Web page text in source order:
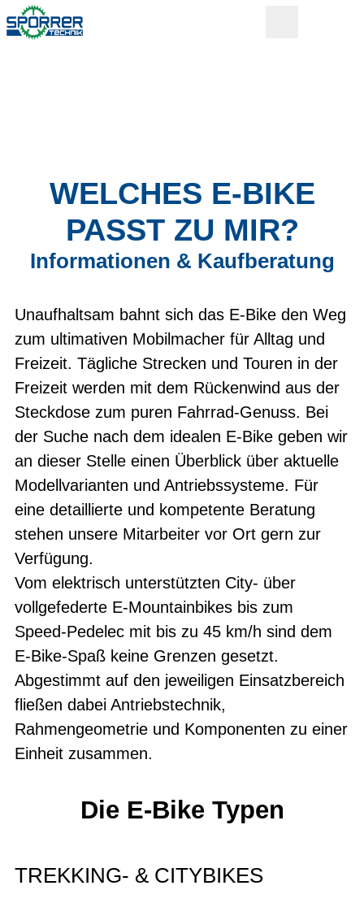
WELCHES E-BIKE
PASST ZU MIR?
Informationen & Kaufberatung
Unaufhaltsam bahnt sich das E-Bike den Weg
zum ultimativen Mobilmacher für Alltag und
Freizeit. Tägliche Strecken und Touren in der
Freizeit werden mit dem Rückenwind aus der
Steckdose zum puren Fahrrad-Genuss. Bei
der Suche nach dem idealen E-Bike geben wir
an dieser Stelle einen Überblick über aktuelle
Modellvarianten und Antriebssysteme. Für
eine detaillierte und kompetente Beratung
stehen unsere Mitarbeiter vor Ort gern zur
Verfügung.
Vom elektrisch unterstützten City- über
vollgefederte E-Mountainbikes bis zum
Speed-Pedelec mit bis zu 45 km/h sind dem
E-Bike-Spaß keine Grenzen gesetzt.
Abgestimmt auf den jeweiligen Einsatzbereich
fließen dabei Antriebstechnik,
Rahmengeometrie und Komponenten zu einer
Einheit zusammen.
Die E-Bike Typen
TREKKING- & CITYBIKES